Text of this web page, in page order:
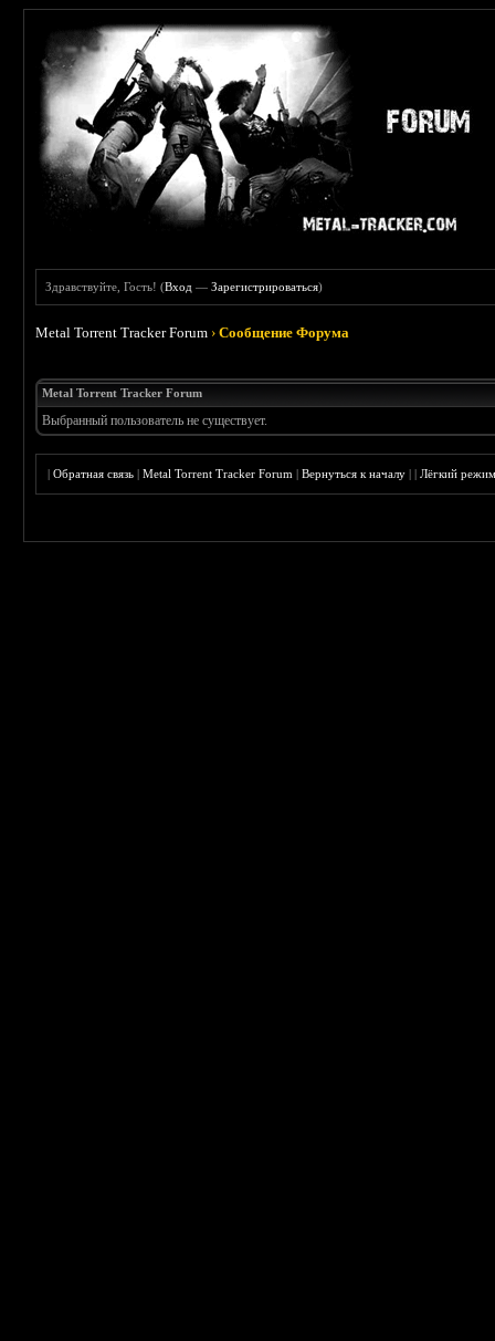
Здравствуйте, Гость! (Вход —Зарегистрироваться)
Metal Torrent Tracker Forum ›Сообщение Форума
Metal Torrent Tracker Forum
Выбранный пользователь не существует.
|Обратная связь |Metal Torrent Tracker Forum |Вернуться к началу ||Лёгкий